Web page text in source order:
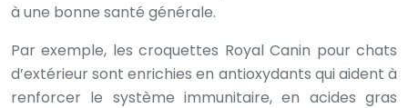
à une bonne santé générale.
Par exemple, les croquettes Royal Canin pour chats
d’extérieur sont enrichies en antioxydants qui aident à
renforcer le système immunitaire, en acides gras